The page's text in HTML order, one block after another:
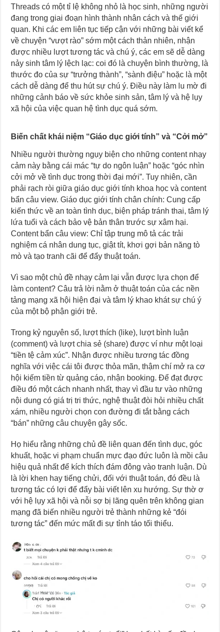
Threads có một tỉ lệ không nhỏ là học sinh, những người
đang trong giai đoạn hình thành nhân cách và thế giới
quan. Khi các em liên tục tiếp cận với những bài viết kể
về chuyện “vượt rào” sớm một cách thản nhiên, nhận
được nhiều lượt tương tác và chú ý, các em sẽ dễ dàng
nảy sinh tâm lý lệch lạc: coi đó là chuyện bình thường, là
thước đo của sự “trưởng thành”, “sành điệu” hoặc là một
cách dễ dàng để thu hút sự chú ý. Điều này làm lu mờ đi
những cảnh báo về sức khỏe sinh sản, tâm lý và hệ lụy
xã hội của việc quan hệ tình dục quá sớm.
Biến chất khái niệm “Giáo dục giới tính” và “Cởi mở”
Nhiều người thường ngụy biện cho những content nhạy
cảm này bằng cái mác “tự do ngôn luận” hoặc “góc nhìn
cởi mở về tình dục trong thời đại mới”. Tuy nhiên, cần
phải rạch ròi giữa giáo dục giới tính khoa học và content
bẩn câu view. Giáo dục giới tính chân chính: Cung cấp
kiến thức về an toàn tình dục, biện pháp tránh thai, tâm lý
lứa tuổi và cách bảo vệ bản thân trước sự xâm hại.
Content bẩn câu view: Chỉ tập trung mô tả các trải
nghiệm cá nhân dung tục, giật tít, khơi gợi bản năng tò
mò và tạo tranh cãi để đẩy thuật toán.
Vì sao một chủ đề nhạy cảm lại vẫn được lựa chọn để
làm content? Câu trả lời nằm ở thuật toán của các nền
tảng mạng xã hội hiện đại và tâm lý khao khát sự chú ý
của một bộ phận giới trẻ.
Trong kỷ nguyên số, lượt thích (like), lượt bình luận
(comment) và lượt chia sẻ (share) được ví như một loại
“tiền tệ cảm xúc”. Nhận được nhiều tương tác đồng
nghĩa với việc cái tôi được thỏa mãn, thậm chí mở ra cơ
hội kiếm tiền từ quảng cáo, nhận booking. Để đạt được
điều đó một cách nhanh nhất, thay vì đầu tư vào những
nội dung có giá trị tri thức, nghệ thuật đòi hỏi nhiều chất
xám, nhiều người chọn con đường đi tắt bằng cách
“bán” những câu chuyện gây sốc.
Họ hiểu rằng những chủ đề liên quan đến tình dục, góc
khuất, hoặc vi phạm chuẩn mực đạo đức luôn là mồi câu
hiệu quả nhất để kích thích đám đông vào tranh luận. Dù
là lời khen hay tiếng chửi, đối với thuật toán, đó đều là
tương tác có lợi để đẩy bài viết lên xu hướng. Sự thờ ơ
với hệ lụy xã hội và nỗi sợ bị lãng quên trên không gian
mạng đã biến nhiều người trẻ thành những kẻ “đói
tương tác” đến mức mất đi sự tỉnh táo tối thiểu.